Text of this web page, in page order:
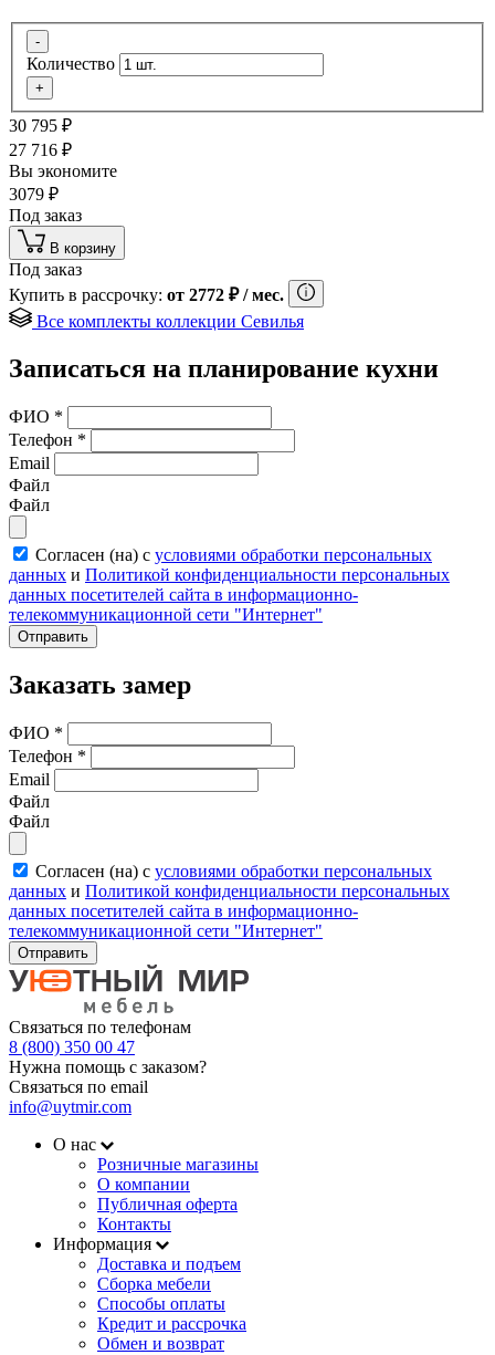
-
Количество
+
30 795 ₽
27 716 ₽
Вы экономите
3079 ₽
Под заказ
В корзину
Под заказ
Купить в рассрочку: от 2772 ₽/ мес.
Все комплекты коллекции Севилья
Записаться на планирование кухни
ФИО *
Телефон *
Email
Файл
Файл
Согласен (на) с условиями обработки персональных
данных и Политикой конфиденциальности персональных
данных посетителей сайта в информационно-
телекоммуникационной сети "Интернет"
Отправить
Заказать замер
ФИО *
Телефон *
Email
Файл
Файл
Согласен (на) с условиями обработки персональных
данных и Политикой конфиденциальности персональных
данных посетителей сайта в информационно-
телекоммуникационной сети "Интернет"
Отправить
Связаться по телефонам
8 (800) 350 00 47
Нужна помощь с заказом?
Связаться по email
info@uytmir.com
О нас
Розничные магазины
О компании
Публичная оферта
Контакты
Информация
Доставка и подъем
Сборка мебели
Способы оплаты
Кредит и рассрочка
Обмен и возврат